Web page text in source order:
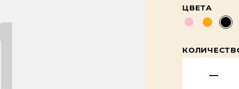
ЦВЕТА